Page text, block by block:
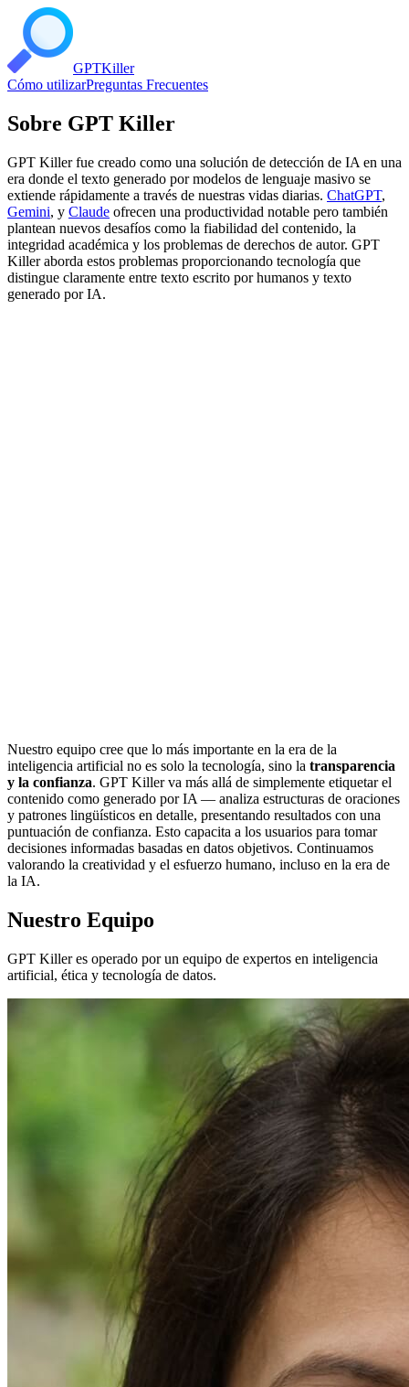
GPTKiller
Cómo utilizarPreguntas Frecuentes
Sobre GPT Killer
GPT Killer fue creado como una solución de detección de IA en una
era donde el texto generado por modelos de lenguaje masivo se
extiende rápidamente a través de nuestras vidas diarias. ChatGPT,
Gemini, y Claude ofrecen una productividad notable pero también
plantean nuevos desafíos como la fiabilidad del contenido, la
integridad académica y los problemas de derechos de autor. GPT
Killer aborda estos problemas proporcionando tecnología que
distingue claramente entre texto escrito por humanos y texto
generado por IA.
Nuestro equipo cree que lo más importante en la era de la
inteligencia artificial no es solo la tecnología, sino la transparencia
y la confianza. GPT Killer va más allá de simplemente etiquetar el
contenido como generado por IA — analiza estructuras de oraciones
y patrones lingüísticos en detalle, presentando resultados con una
puntuación de confianza. Esto capacita a los usuarios para tomar
decisiones informadas basadas en datos objetivos. Continuamos
valorando la creatividad y el esfuerzo humano, incluso en la era de
la IA.
Nuestro Equipo
GPT Killer es operado por un equipo de expertos en inteligencia
artificial, ética y tecnología de datos.